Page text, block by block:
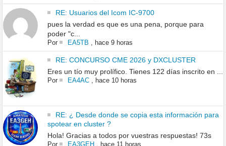
RE: Usuarios del Icom IC-9700
pues la verdad es que es una pena, porque para
poder "c...
Por EA5TB , hace 9 horas
RE: CONCURSO CME 2026 y DXCLUSTER
Eres un tío muy prolífico. Tienes 122 días inscrito en ...
Por EA4AC, hace 10 horas
RE: ¿ Desde donde se copia esta información para
spotear en cluster ?
Hola! Gracias a todos por vuestras respuestas! 73s
Por EA3GEH , hace 11 horas